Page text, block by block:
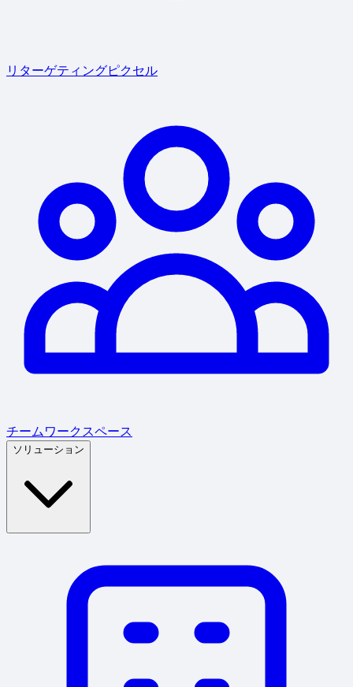
リターゲティングピクセル
チームワークスペース
ソリューション